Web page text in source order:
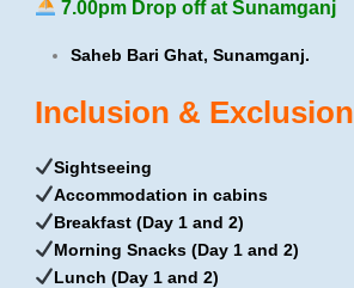
7.00pm Drop off at Sunamganj
Saheb Bari Ghat, Sunamganj.
Inclusion & Exclusion
Sightseeing
Accommodation in cabins
Breakfast (Day 1 and 2)
Morning Snacks (Day 1 and 2)
Lunch (Day 1 and 2)